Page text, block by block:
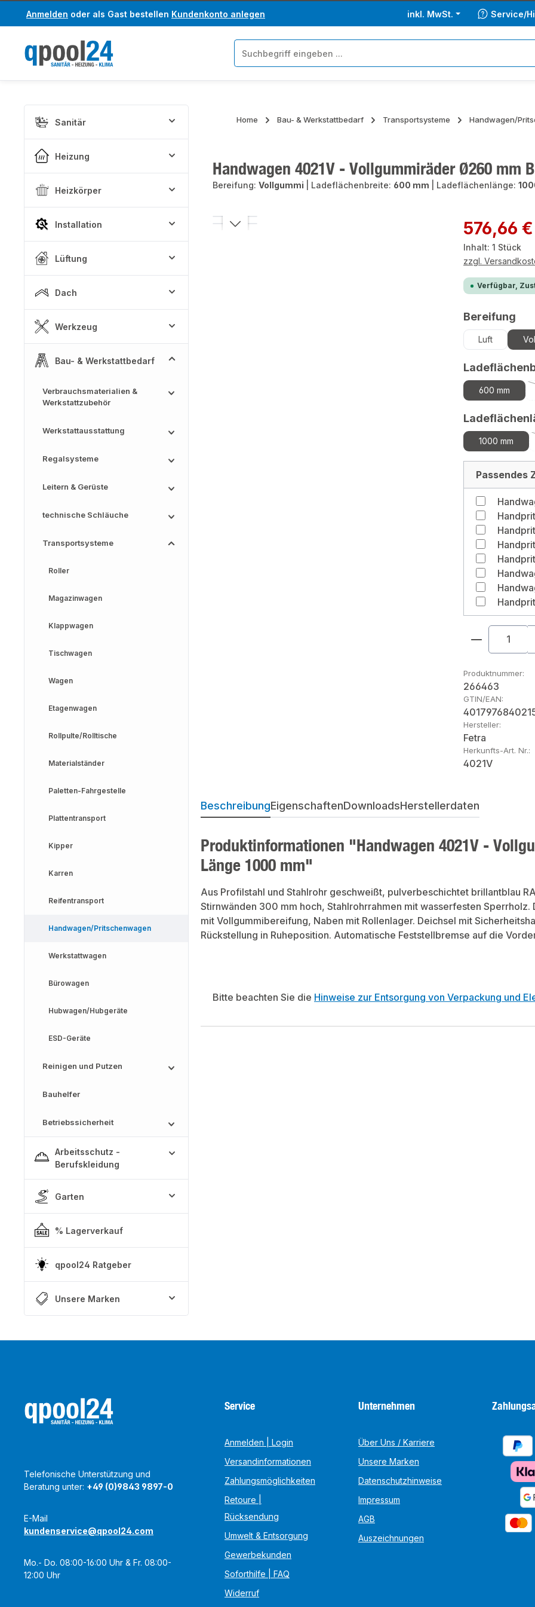
Hauptinhalt springen
Zur Suche springen
Anmelden oder als Gast bestellen Kundenkonto anlegen inkl. MwSt. Service/
Sanitär
Heizung
Heizkörper
Installation
Lüftung
Dach
Werkzeug
Bau- & Werkstattbedarf
Verbrauchsmaterialien &
Werkstattzubehör
Werkstattausstattung
Regalsysteme
Leitern & Gerüste
technische Schläuche
Transportsysteme
Roller
Magazinwagen
Klappwagen
Tischwagen
Wagen
Etagenwagen
Rollpulte/Rolltische
Materialständer
Paletten-Fahrgestelle
Plattentransport
Kipper
Karren
Reifentransport
Handwagen/Pritschenwagen
Werkstattwagen
Bürowagen
Hubwagen/Hubgeräte
ESD-Geräte
Reinigen und Putzen
Bauhelfer
Betriebssicherheit
Arbeitsschutz -
Berufskleidung
Garten
% Lagerverkauf
qpool24 Ratgeber
Unsere Marken
Home Bau- & Werkstattbedarf Transportsysteme Handwagen/
Handwagen 4021V - Vollgummiräder Ø260 mm
Bereifung: Vollgummi Ladeflächenbreite: 600 mm Ladeflächenlänge:
Bildergalerie überspringen Regulärer Preis:
576,66 €
Inhalt: 1 Stück
zzgl.
Verfügbar,
Bereifung
Luft
600 mm
1000 mm
Passendes
Produkt
Produktnummer:
266463
GTIN/EAN:
Hersteller:
Fetra
Herkunfts-Art. Nr.:
4021V
BeschreibungEigenschaftenDownloadsHerstellerdaten
Produktinformationen "Handwagen 4021V -
Länge 1000 mm"
Aus Profilstahl und Stahlrohr geschweißt, pulverbeschichtet brillantblau
Stirnwänden 300 mm hoch, Stahlrohrrahmen mit wasserfesten
mit Vollgummibereifung, Naben mit Rollenlager. Deichsel mit
Rückstellung in Ruheposition. Automatische Feststellbremse auf die
Bitte beachten Sie die Hinweise zur Entsorgung von Verpackung und
Telefonische Unterstützung und
Beratung unter: +49 (0)9843 9897-0
E-Mail
kundenservice@qpool24.com
Mo.- Do. 08:00-16:00 Uhr & Fr. 08:00-
12:00 Uhr
Service
Anmelden | Login
Versandinformationen
Zahlungsmöglichkeiten
Retoure |
Rücksendung
Umwelt & Entsorgung
Gewerbekunden
Soforthilfe | FAQ
Widerruf
Unternehmen
Über Uns / Karriere
Unsere Marken
Datenschutzhinweise
Impressum
AGB
Auszeichnungen